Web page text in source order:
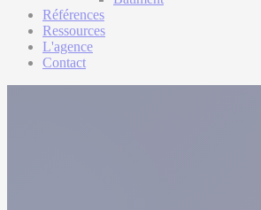
Références
Ressources
L'agence
Contact